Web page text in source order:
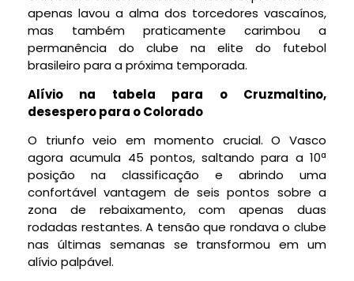
apenas lavou a alma dos torcedores vascaínos,
mas também praticamente carimbou a
permanência do clube na elite do futebol
brasileiro para a próxima temporada.
Alívio na tabela para o Cruzmaltino,
desespero para o Colorado
O triunfo veio em momento crucial. O Vasco
agora acumula 45 pontos, saltando para a 10ª
posição na classificação e abrindo uma
confortável vantagem de seis pontos sobre a
zona de rebaixamento, com apenas duas
rodadas restantes. A tensão que rondava o clube
nas últimas semanas se transformou em um
alívio palpável.